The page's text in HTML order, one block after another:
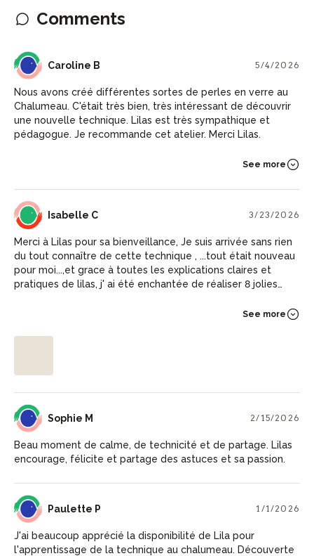
Comments
CB Caroline B 5/4/2026
Nous avons créé différentes sortes de perles en verre au
Chalumeau. C'était très bien, très intéressant de découvrir
une nouvelle technique. Lilas est très sympathique et
pédagogue. Je recommande cet atelier. Merci Lilas.
See more
IC Isabelle C 3/23/2026
Merci à Lilas pour sa bienveillance, Je suis arrivée sans rien
du tout connaître de cette technique , ...tout était nouveau
pour moi...,et grace à toutes les explications claires et
pratiques de lilas, j' ai été enchantée de réaliser 8 jolies
See more
SM Sophie M 2/15/2026
Beau moment de calme, de technicité et de partage. Lilas
encourage, félicite et partage des astuces et sa passion.
PP Paulette P 1/1/2026
J'ai beaucoup apprécié la disponibilité de Lila pour
l'apprentissage de la technique au chalumeau. Découverte